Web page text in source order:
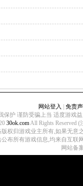
网站登入
免责
保护 谨防受骗上当 适度游戏
30ok.comAll Rights Reserved
权归游戏业主所有,如果无意
布所有游戏信息,均来自互联
网站备